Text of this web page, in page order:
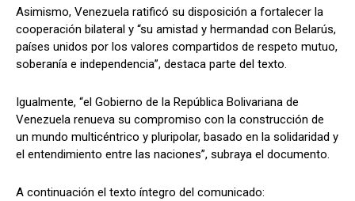
Asimismo, Venezuela ratificó su disposición a fortalecer la
cooperación bilateral y “su amistad y hermandad con Belarús,
países unidos por los valores compartidos de respeto mutuo,
soberanía e independencia”, destaca parte del texto.
Igualmente, “el Gobierno de la República Bolivariana de
Venezuela renueva su compromiso con la construcción de
un mundo multicéntrico y pluripolar, basado en la solidaridad y
el entendimiento entre las naciones”, subraya el documento.
A continuación el texto íntegro del comunicado: